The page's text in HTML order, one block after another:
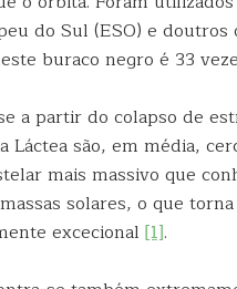
do Sul (ESO) e doutros
buraco negro é 33
a partir do colapso de
são, em média,
mais massivo que
solares, o que
excecional [1].